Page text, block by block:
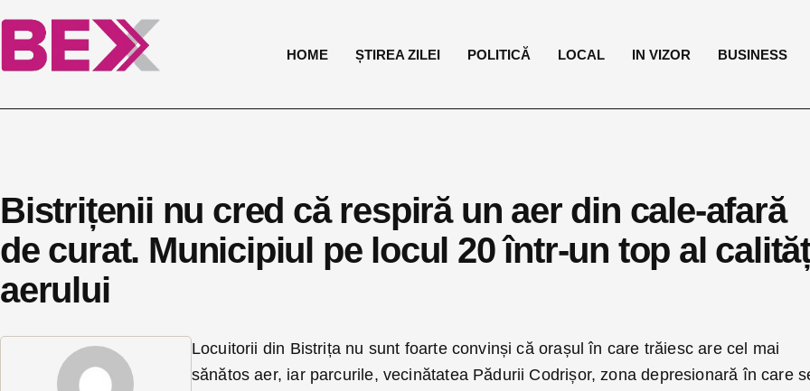
HOME ȘTIREA ZILEI POLITICĂ LOCAL IN VIZOR BUSINESS
Bistrițenii nu cred că respiră un aer din cale-afară
de curat. Municipiul pe locul 20 într-un top al
aerului
Locuitorii din Bistrița nu sunt foarte convinși că orașul în care trăiesc are cel mai
sănătos aer, iar parcurile, vecinătatea Pădurii Codrișor, zona depresionară în care